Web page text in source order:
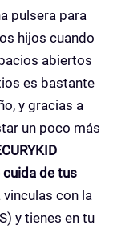
pulsera para
hijos cuando
abiertos
es bastante
y gracias a
un poco más
cuida de tus
vinculas con la
y tienes en tu